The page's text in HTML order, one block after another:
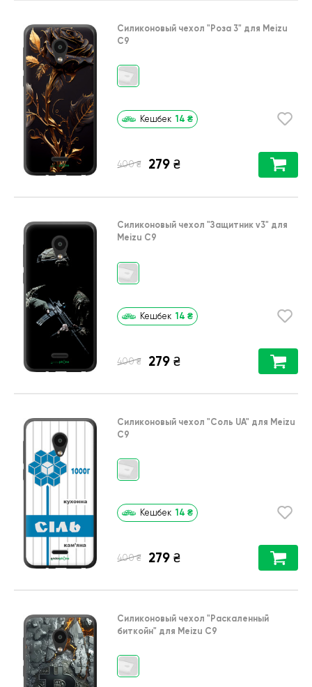
Силиконовый чехол "Роза 3" для Meizu
C9
Кешбек 14 ₴
400 ₴ 279 ₴
Силиконовый чехол "Защитник v3" для
Meizu C9
Кешбек 14 ₴
400 ₴ 279 ₴
Силиконовый чехол "Соль UA" для Meizu
C9
Кешбек 14 ₴
400 ₴ 279 ₴
Силиконовый чехол "Раскаленный
биткойн" для Meizu C9